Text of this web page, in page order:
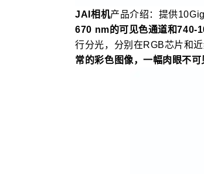
JAI相机产品介绍：提供
670 nm的可见色通道和740-
行分光，分别在RGB芯片和
常的彩色图像，一幅肉眼不